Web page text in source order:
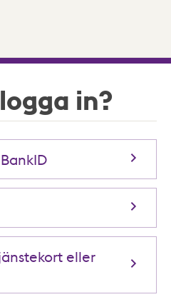
in?
eller